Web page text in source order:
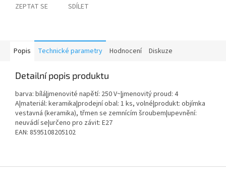
ZEPTAT SE SDÍLET
Popis Technické parametry Hodnocení Diskuze
Detailní popis produktu
barva: bílá|jmenovité napětí: 250 V~|jmenovitý proud: 4
A|materiál: keramika|prodejní obal: 1 ks, volné|produkt: objímka
vestavná (keramika), třmen se zemnícím šroubem|upevnění:
neuvádí se|určeno pro závit: E27
EAN: 8595108205102